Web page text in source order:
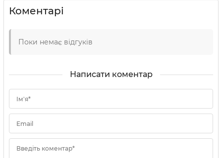
Коментарі
Поки немає відгуків
Написати коментар
Ім'я*
Email
Введіть коментар*